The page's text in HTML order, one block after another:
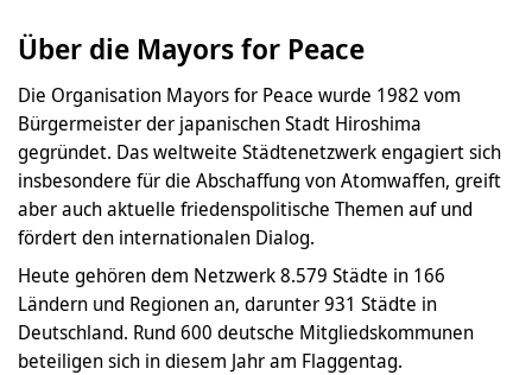
Über die Mayors for Peace
Die Organisation Mayors for Peace wurde 1982 vom
Bürgermeister der japanischen Stadt Hiroshima
gegründet. Das weltweite Städtenetzwerk engagiert sich
insbesondere für die Abschaffung von Atomwaffen, greift
aber auch aktuelle friedenspolitische Themen auf und
fördert den internationalen Dialog.
Heute gehören dem Netzwerk 8.579 Städte in 166
Ländern und Regionen an, darunter 931 Städte in
Deutschland. Rund 600 deutsche Mitgliedskommunen
beteiligen sich in diesem Jahr am Flaggentag.